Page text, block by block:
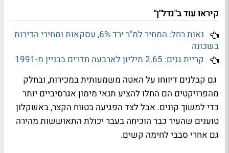
קיראו עוד ב"נדל"ן"
נאות רחל: המחיר למ"ר ירד 6%, עסקאות ומחירי הדירות
בשכונה
קריית גנים: 2.65 מיליון לארבעה חדרים בבניין מ-1991
גם קבלנים דיווחו על האטה משמעותית במכירות, ובחלק
מהפרויקטים הם החלו להציע תנאי מימון אגרסיביים יותר
כדי למשוך קונים. אבל לצד הפגיעה בטווח הקצר, באשקלון
טוענים שהעיר כבר הוכיחה בעבר יכולת התאוששות מהירה
גם אחרי סבבי לחימה קשים.